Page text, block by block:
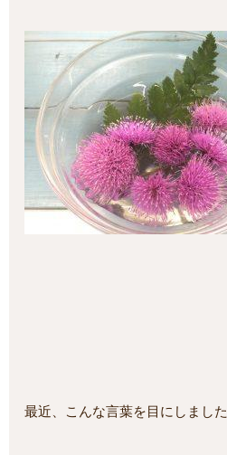
最近、こんな言葉を目にしました